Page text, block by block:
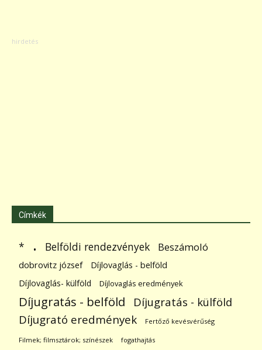
Címkék
* . Belföldi rendezvények Beszámoló
dobrovitz józsef
Díjlovaglás - belföld
Díjlovaglás- külföld
Díjlovaglás eredmények
Díjugratás - belföld Díjugratás - külföld
Díjugrató eredmények Fertőző kevésvérűség
Filmek; filmsztárok; színészek fogathajtás